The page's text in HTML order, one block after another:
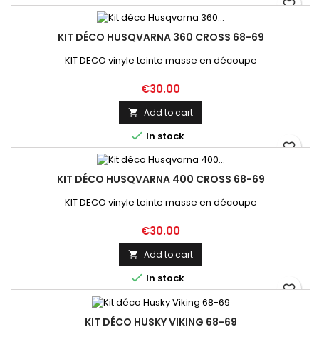
favorite_border
KIT DÉCO HUSQVARNA 360 CROSS 68-69
KIT DECO vinyle teinte masse en découpe
Price
€30.00
 Add to cart
 In stock
favorite_border
KIT DÉCO HUSQVARNA 400 CROSS 68-69
KIT DECO vinyle teinte masse en découpe
Price
€30.00
 Add to cart
 In stock
favorite_border
KIT DÉCO HUSKY VIKING 68-69